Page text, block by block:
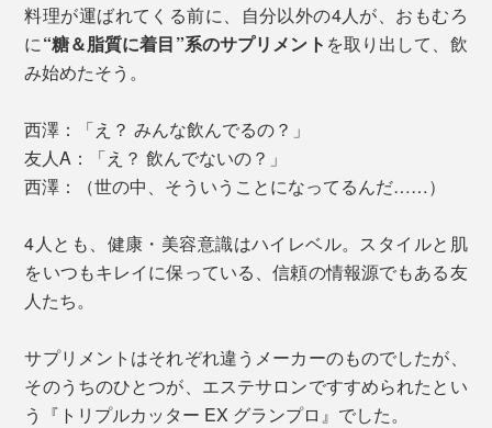
料理が運ばれてくる前に、自分以外の4人が、おもむろ
に“糖＆脂質に着目”系のサプリメント を取り出して、飲
み始めたそう。
西澤：「え？ みんな飲んでるの？」
友人A：「え？ 飲んでないの？」
西澤：（世の中、そういうことになってるんだ……）
4人とも、健康・美容意識はハイレベル。スタイルと肌
をいつもキレイに保っている、信頼の情報源でもある友
人たち。
サプリメントはそれぞれ違うメーカーのものでしたが、
そのうちのひとつが、エステサロンですすめられたとい
う『トリプルカッター EX グランプロ』でした。